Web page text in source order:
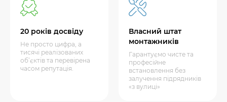
20 років досвіду
Не просто цифра, а
тисячі реалізованих
об’єктів та перевірена
часом репутація.
Власний штат
монтажників
Гарантуємо чисте та
професійне
встановлення без
залучення підрядників
«з вулиці»